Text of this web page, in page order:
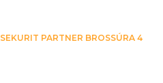
SEKURIT PARTNER BROSSÚRA 4